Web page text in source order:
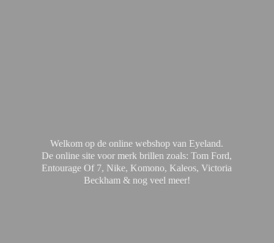
Welkom op de online webshop van Eyeland.
De online site voor merk brillen zoals: Tom Ford,
Entourage Of 7, Nike, Komono, Kaleos, Victoria
Beckham & nog veel meer!